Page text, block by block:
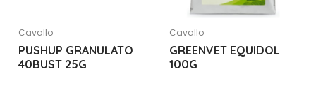
Cavallo
PUSHUP GRANULATO
40BUST 25G
Cavallo
GREENVET EQUIDOL
100G